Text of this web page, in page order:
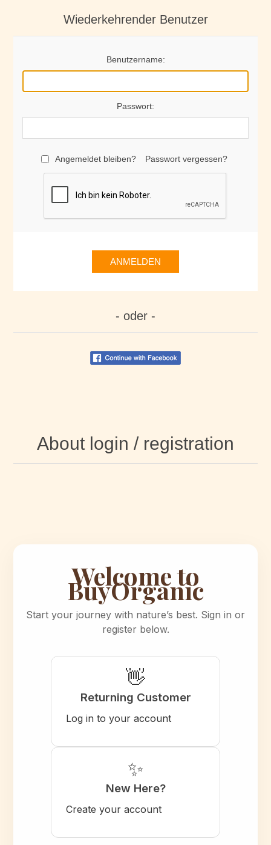
Wiederkehrender Benutzer
Benutzername:
Passwort:
Angemeldet bleiben? Passwort vergessen?
ANMELDEN
- oder -
About login / registration
Welcome to
BuyOrganic
Start your journey with nature’s best. Sign in or
register below.
👋
Returning Customer
Log in to your account
✨
New Here?
Create your account